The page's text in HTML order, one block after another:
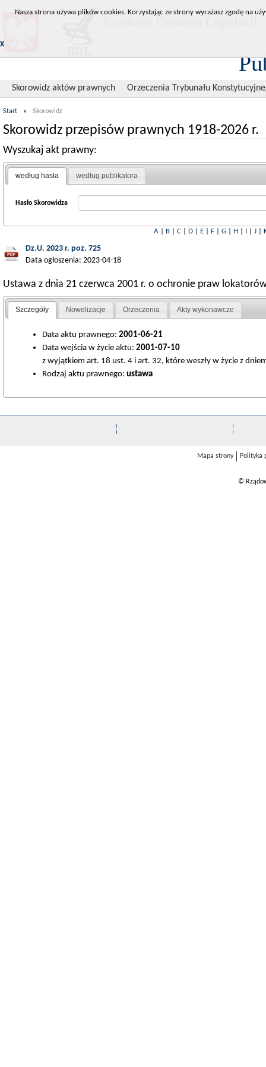
Skorowidz aktów prawnych Orzeczenia Trybunału
Start » Skorowidz
Skorowidz przepisów prawnych 1918-2026 r.
Wyszukaj akt prawny:
według hasła według publikatora
Hasło Skorowidza
A| B| C| D| E| F| G| H| I| J|
Dz.U. 2023 r. poz. 725
Data ogłoszenia: 2023-04-18
Ustawa z dnia 21 czerwca 2001 r. o ochronie praw
Szczegóły Nowelizacje Orzeczenia Akty wykonawcze
Data aktu prawnego: 2001-06-21
Data wejścia w życie aktu: 2001-07-10
z wyjątkiem art. 18 ust. 4 i art. 32, które weszły w życie z
Rodzaj aktu prawnego: ustawa
Mapa strony Polityka
©
Nasza strona używa plików cookies. Korzystając ze strony wyrażasz zgodę na
X